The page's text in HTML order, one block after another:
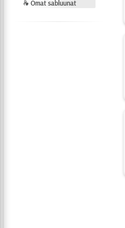
❧ Omat sabluunat